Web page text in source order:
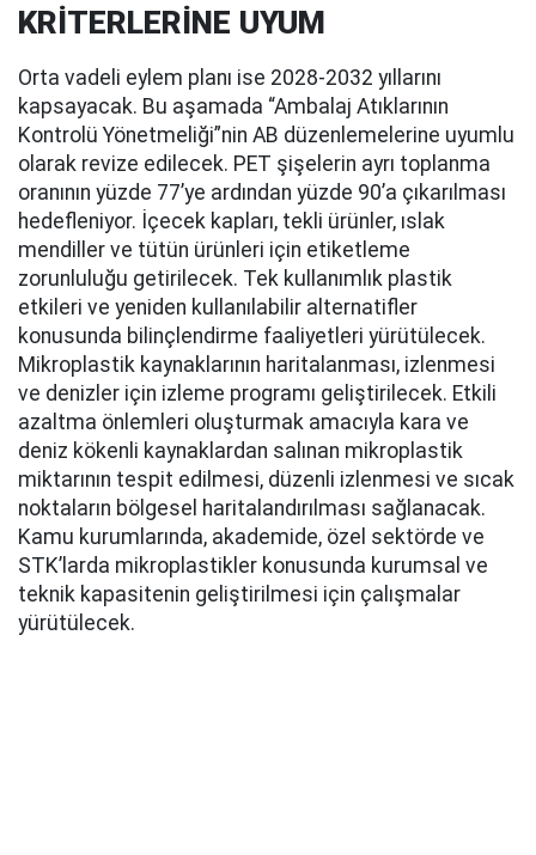
KRİTERLERİNE UYUM
Orta vadeli eylem planı ise 2028-2032 yıllarını
kapsayacak. Bu aşamada “Ambalaj Atıklarının
Kontrolü Yönetmeliği”nin AB düzenlemelerine uyumlu
olarak revize edilecek. PET şişelerin ayrı toplanma
oranının yüzde 77’ye ardından yüzde 90’a çıkarılması
hedefleniyor. İçecek kapları, tekli ürünler, ıslak
mendiller ve tütün ürünleri için etiketleme
zorunluluğu getirilecek. Tek kullanımlık plastik
etkileri ve yeniden kullanılabilir alternatifler
konusunda bilinçlendirme faaliyetleri yürütülecek.
Mikroplastik kaynaklarının haritalanması, izlenmesi
ve denizler için izleme programı geliştirilecek. Etkili
azaltma önlemleri oluşturmak amacıyla kara ve
deniz kökenli kaynaklardan salınan mikroplastik
miktarının tespit edilmesi, düzenli izlenmesi ve sıcak
noktaların bölgesel haritalandırılması sağlanacak.
Kamu kurumlarında, akademide, özel sektörde ve
STK’larda mikroplastikler konusunda kurumsal ve
teknik kapasitenin geliştirilmesi için çalışmalar
yürütülecek.